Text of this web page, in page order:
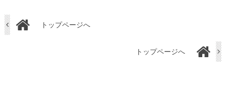
トップページへ
トップページへ